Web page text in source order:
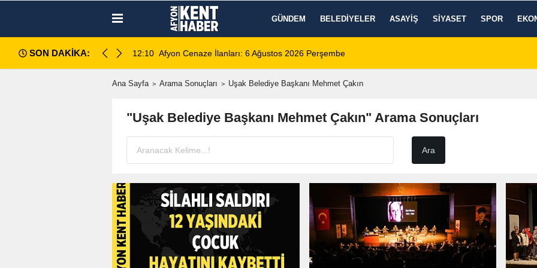
GÜNDEM BELEDIYELER ASAYIŞ SIYASET SPOR
SON DAKİKA:
5 Şüpheli Gözaltına Alındı12:10 Afyon Cenaze İlanları: 6 Ağustos 2026 Perşembe
Ana Sayfa Arama Sonuçları Uşak Belediye Başkanı Mehmet Çakın
"Uşak Belediye Başkanı Mehmet Çakın" Arama Sonuçları